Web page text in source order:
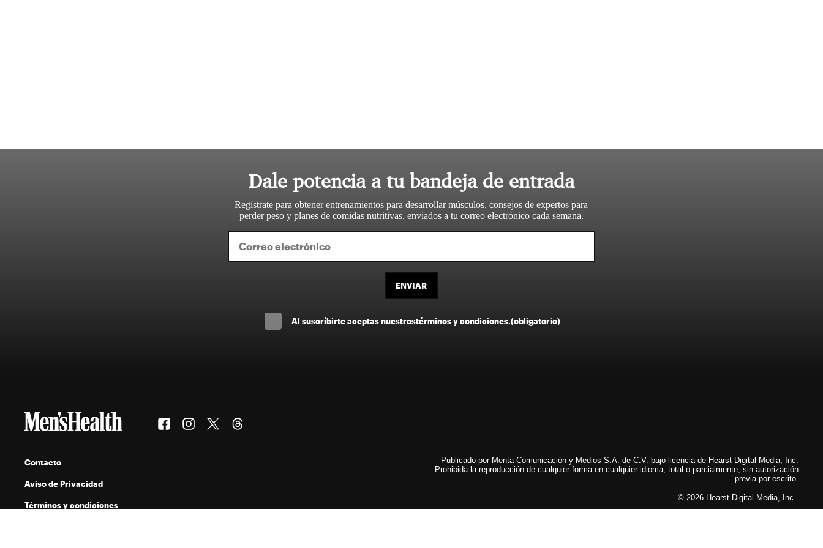
Dale potencia a tu bandeja de entrada
Regístrate para obtener entrenamientos para desarrollar músculos, consejos de expertos para
perder peso y planes de comidas nutritivas, enviados a tu correo electrónico cada semana.
ENVIAR
Al suscríbirte aceptas nuestrostérminos y condiciones.(obligatorio)
Contacto
Aviso de Privacidad
Términos y condiciones
Publicado por Menta Comunicación y Medios S.A. de C.V. bajo licencia de Hearst Digital Media, Inc.
Prohibida la reproducción de cualquier forma en cualquier idioma, total o parcialmente, sin autorización
previa por escrito.
© 2026 Hearst Digital Media, Inc..